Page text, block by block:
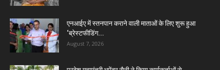
एनआईए में स्तनपान कराने वाली माताओं के लिए शुरू हुआ
‘ब्रेस्टफीडिंग...
August 7, 2026